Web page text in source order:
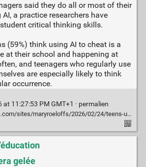
said they do all or most of their
a practice researchers have
critical thinking skills.
(59%) think using AI to cheat is a
at their school and happening at
and teenagers who regularly use
are especially likely to think
occurrence.
11:27:53 PM GMT+1 · permalien
2026/02/24/teens-use-ai-for-schoolwork-and-maybe-to-cheat-new-survey-shows/
gelée